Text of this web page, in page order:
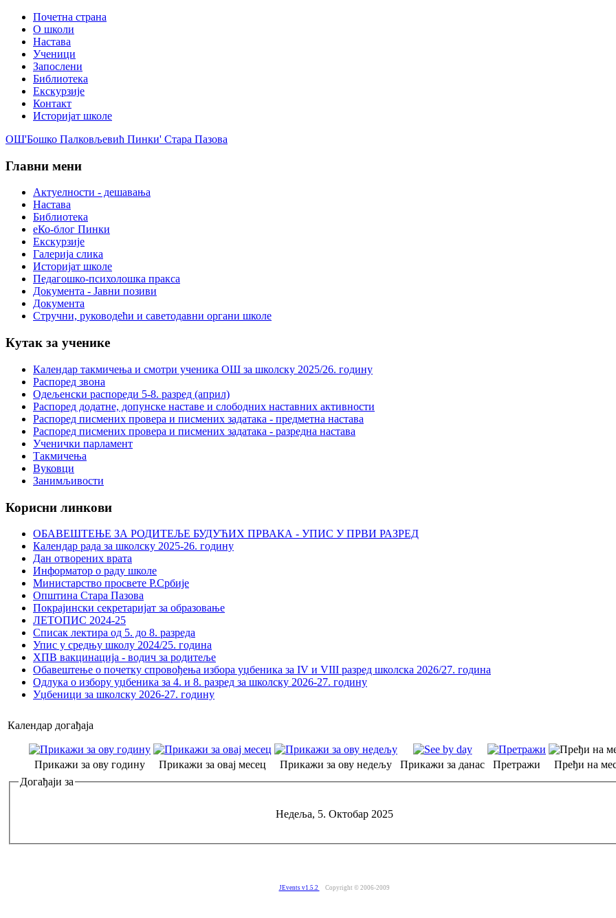
Почетна страна
О школи
Настава
Ученици
Запослени
Библиотека
Екскурзије
Контакт
Историјат школе
ОШ'Бошко Палковљевић Пинки' Стара Пазова
Главни мени
Актуелности - дешавања
Настава
Библиотека
еКо-блог Пинки
Екскурзије
Галерија слика
Историјат школе
Педагошко-психолошка пракса
Документа - Јавни позиви
Документа
Стручни, руководећи и саветодавни органи школе
Кутак за ученике
Календар такмичења и смотри ученика ОШ за школску 2025/26. годину
Распоред звона
Одељенски распореди 5-8. разред (април)
Распоред додатне, допунске наставе и слободних наставних активности
Распоред писмених провера и писмених задатака - предметна настава
Распоред писмених провера и писмених задатака - разредна настава
Ученички парламент
Такмичења
Вуковци
Занимљивости
Корисни линкови
ОБАВЕШТЕЊЕ ЗА РОДИТЕЉЕ БУДУЋИХ ПРВАКА - УПИС У ПРВИ РАЗРЕД
Календар рада за школску 2025-26. годину
Дан отворених врата
Информатор о раду школе
Министарство просвете Р.Србије
Општина Стара Пазова
Покрајински секретаријат за образовање
ЛЕТОПИС 2024-25
Списак лектира од 5. до 8. разреда
Упис у средњу школу 2024/25. година
ХПВ вакцинација - водич за родитеље
Обавештење о почетку спровођења избора уџбеника за IV и VIII разред школска 2026/27. година
Одлука о избору уџбеника за 4. и 8. разред за школску 2026-27. годину
Уџбеници за школску 2026-27. годину
Календар догађаја
Прикажи за ову годину Прикажи за овај месец Прикажи за ову недељу Прикажи за данас Претражи
Пређи на
Догађаји за
Недеља, 5. Октобар 2025
JEvents v1.5.2 Copyright © 2006-2009